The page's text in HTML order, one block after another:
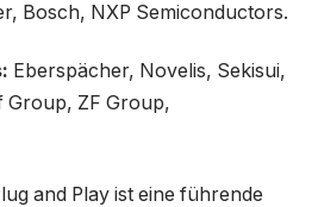
Bosch, NXP Semiconductors.
Eberspächer, Novelis, Sekisui,
Group, ZF Group,
and Play ist eine führende